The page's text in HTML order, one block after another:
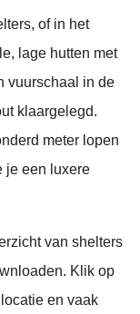
of in het
lage hutten met
vuurschaal in de
klaargelegd.
meter lopen
je een luxere
van shelters
Klik op
en vaak